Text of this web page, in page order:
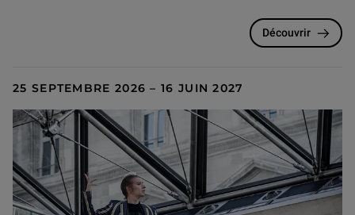
Découvrir
25 SEPTEMBRE 2026 – 16 JUIN 2027